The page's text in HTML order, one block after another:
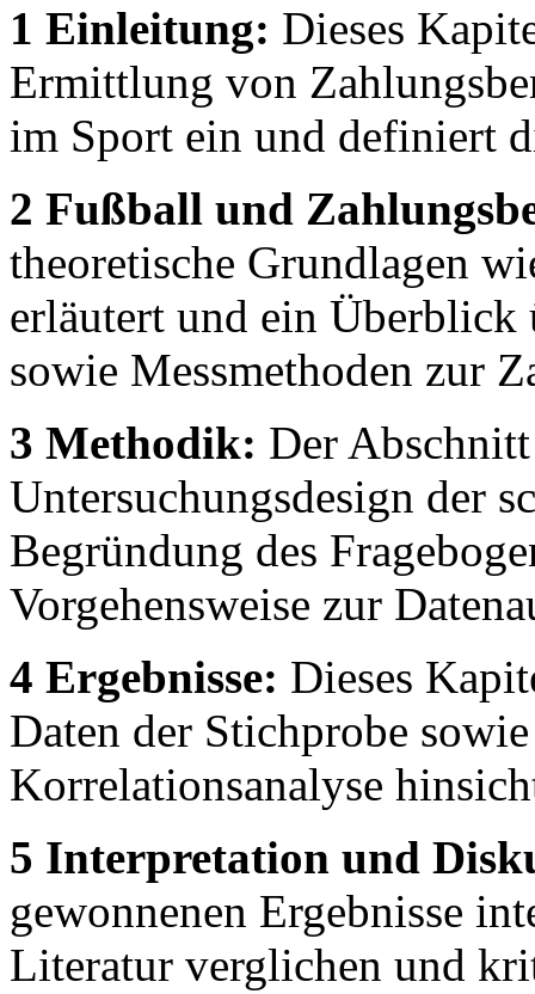
1 Einleitung: Dieses
Ermittlung von
im Sport ein und definiert
2 Fußball und
theoretische Grundlagen
erläutert und ein Überblick
sowie Messmethoden zur
3 Methodik: Der
Untersuchungsdesign der
Begründung des
Vorgehensweise zur
4 Ergebnisse: Dieses
Daten der Stichprobe
Korrelationsanalyse
5 Interpretation und
gewonnenen Ergebnisse
Literatur verglichen und